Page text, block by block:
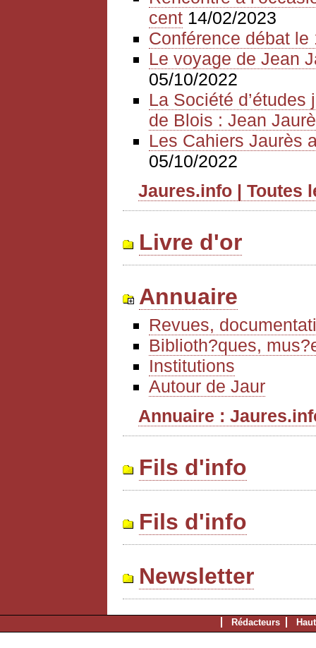
cent 14/02/2023
Conférence débat
Le voyage de Jean
05/10/2022
La Société
de Blois : Jean
Les Cahiers Jaurès
05/10/2022
Jaures.info | Toutes
Livre d'or
Annuaire
Revues,
Biblioth?ques,
Institutions
Autour de Jaur
Annuaire :
Fils d'info
Fils d'info
Newsletter
Rédacteurs